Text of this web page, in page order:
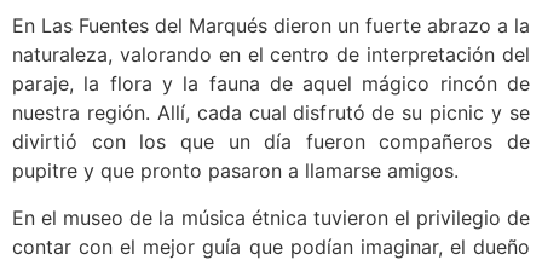
En Las Fuentes del Marqués dieron un fuerte abrazo a la
naturaleza, valorando en el centro de interpretación del
paraje, la flora y la fauna de aquel mágico rincón de
nuestra región. Allí, cada cual disfrutó de su picnic y se
divirtió con los que un día fueron compañeros de
pupitre y que pronto pasaron a llamarse amigos.
En el museo de la música étnica tuvieron el privilegio de
contar con el mejor guía que podían imaginar, el dueño